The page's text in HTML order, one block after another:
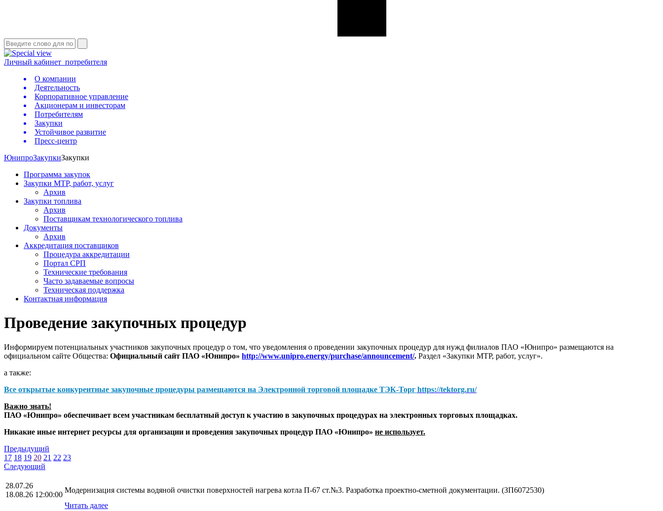
Личный кабинет потребителя
О компании
Деятельность
Корпоративное управление
Акционерам и инвесторам
Потребителям
Закупки
Устойчивое развитие
Пресс-центр
ЮнипроЗакупкиЗакупки
Программа закупок
Закупки МТР, работ, услуг
Архив
Закупки топлива
Архив
Поставщикам технологического топлива
Документы
Архив
Аккредитация поставщиков
Процедура аккредитации
Портал СРП
Технические требования
Часто задаваемые вопросы
Техническая поддержка
Контактная информация
Проведение закупочных процедур
Информируем потенциальных участников закупочных процедур о том, что уведомления о проведении закупочных процедур для нужд филиалов ПАО «Юнипро» размещаются на
официальном сайте Общества: Официальный сайт ПАО «Юнипро» http://www.unipro.energy/purchase/announcement/. Раздел «Закупки МТР, работ, услуг».
а также:
Все открытые конкурентные закупочные процедуры размещаются на Электронной торговой площадке ТЭК-Торг https://tektorg.ru/
Важно знать!
ПАО «Юнипро» обеспечивает всем участникам бесплатный доступ к участию в закупочных процедурах на электронных торговых площадках.
Никакие иные интернет ресурсы для организации и проведения закупочных процедур ПАО «Юнипро» не использует.
Предыдущий
17 18 19 20 21 22 23
Следующий
28.07.26
18.08.26 12:00:00
Модернизация системы водяной очистки поверхностей нагрева котла П-67 ст.№3. Разработка проектно-сметной документации. (ЗП6072530)
Читать далее